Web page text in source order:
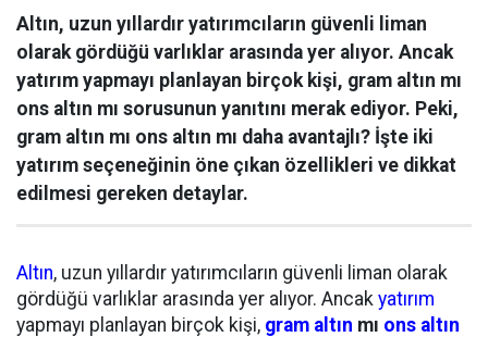
Altın, uzun yıllardır yatırımcıların güvenli liman
olarak gördüğü varlıklar arasında yer alıyor. Ancak
yatırım yapmayı planlayan birçok kişi, gram altın mı
ons altın mı sorusunun yanıtını merak ediyor. Peki,
gram altın mı ons altın mı daha avantajlı? İşte iki
yatırım seçeneğinin öne çıkan özellikleri ve dikkat
edilmesi gereken detaylar.
Altın, uzun yıllardır yatırımcıların güvenli liman olarak
gördüğü varlıklar arasında yer alıyor. Ancak yatırım
yapmayı planlayan birçok kişi, gram altın mı ons altın